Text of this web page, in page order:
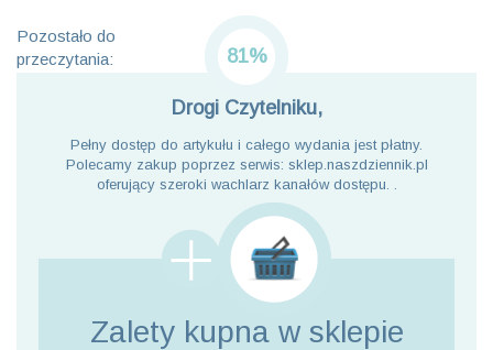
Pozostało do
przeczytania:
81%
Drogi Czytelniku,
Pełny dostęp do artykułu i całego wydania jest płatny.
Polecamy zakup poprzez serwis: sklep.naszdziennik.pl
oferujący szeroki wachlarz kanałów dostępu. .
Zalety kupna w sklepie